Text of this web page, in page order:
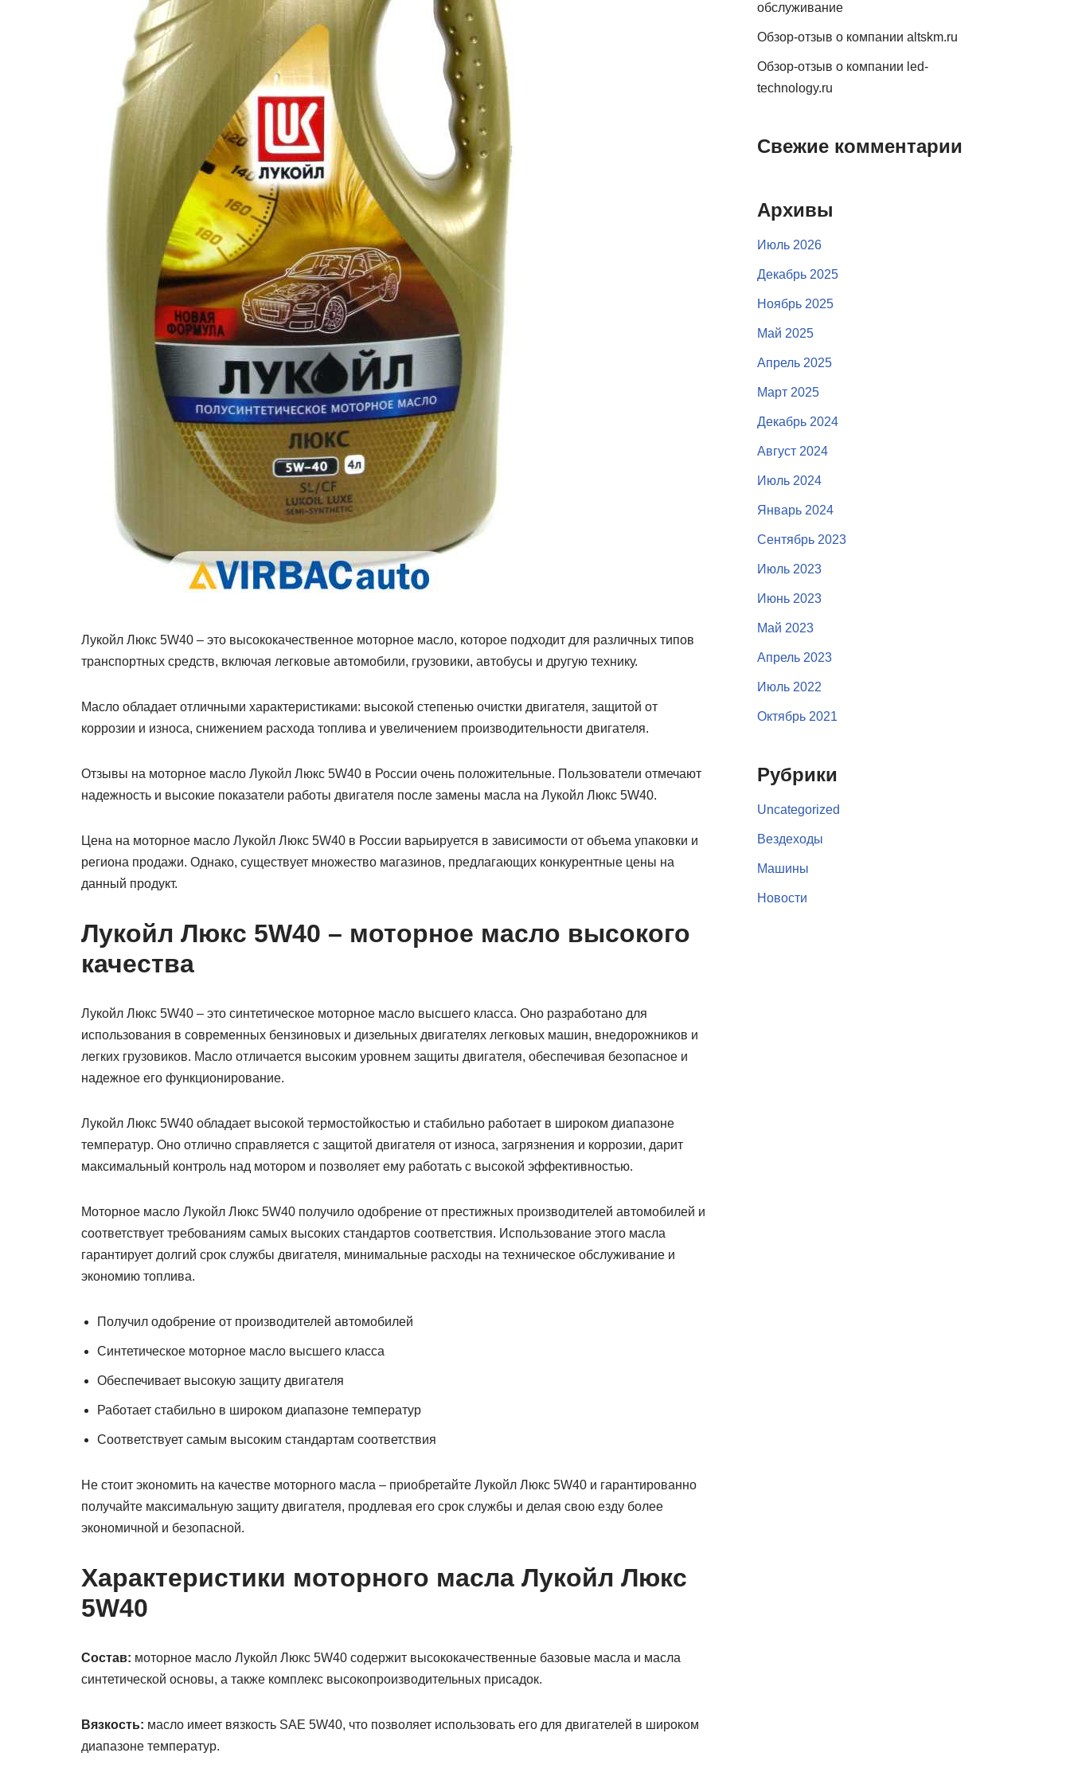
Лукойл Люкс 5W40 – это высококачественное моторное масло, которое подходит для различных типов
транспортных средств, включая легковые автомобили, грузовики, автобусы и другую технику.
Масло обладает отличными характеристиками: высокой степенью очистки двигателя, защитой от
коррозии и износа, снижением расхода топлива и увеличением производительности двигателя.
Отзывы на моторное масло Лукойл Люкс 5W40 в России очень положительные. Пользователи отмечают
надежность и высокие показатели работы двигателя после замены масла на Лукойл Люкс 5W40.
Цена на моторное масло Лукойл Люкс 5W40 в России варьируется в зависимости от объема упаковки и
региона продажи. Однако, существует множество магазинов, предлагающих конкурентные цены на
данный продукт.
Лукойл Люкс 5W40 – моторное масло высокого
качества
Лукойл Люкс 5W40 – это синтетическое моторное масло высшего класса. Оно разработано для
использования в современных бензиновых и дизельных двигателях легковых машин, внедорожников и
легких грузовиков. Масло отличается высоким уровнем защиты двигателя, обеспечивая безопасное и
надежное его функционирование.
Лукойл Люкс 5W40 обладает высокой термостойкостью и стабильно работает в широком диапазоне
температур. Оно отлично справляется с защитой двигателя от износа, загрязнения и коррозии, дарит
максимальный контроль над мотором и позволяет ему работать с высокой эффективностью.
Моторное масло Лукойл Люкс 5W40 получило одобрение от престижных производителей автомобилей и
соответствует требованиям самых высоких стандартов соответствия. Использование этого масла
гарантирует долгий срок службы двигателя, минимальные расходы на техническое обслуживание и
экономию топлива.
Получил одобрение от производителей автомобилей
Синтетическое моторное масло высшего класса
Обеспечивает высокую защиту двигателя
Работает стабильно в широком диапазоне температур
Соответствует самым высоким стандартам соответствия
Не стоит экономить на качестве моторного масла – приобретайте Лукойл Люкс 5W40 и гарантированно
получайте максимальную защиту двигателя, продлевая его срок службы и делая свою езду более
экономичной и безопасной.
Характеристики моторного масла Лукойл Люкс
5W40
Состав: моторное масло Лукойл Люкс 5W40 содержит высококачественные базовые масла и масла
синтетической основы, а также комплекс высокопроизводительных присадок.
Вязкость: масло имеет вязкость SAE 5W40, что позволяет использовать его для двигателей в широком
диапазоне температур.
обслуживание
Обзор-отзыв о компании altskm.ru
Обзор-отзыв о компании led-
technology.ru
Свежие комментарии
Архивы
Июль 2026
Декабрь 2025
Ноябрь 2025
Май 2025
Апрель 2025
Март 2025
Декабрь 2024
Август 2024
Июль 2024
Январь 2024
Сентябрь 2023
Июль 2023
Июнь 2023
Май 2023
Апрель 2023
Июль 2022
Октябрь 2021
Рубрики
Uncategorized
Вездеходы
Машины
Новости